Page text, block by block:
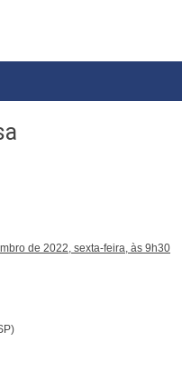
de 2022, sexta-feira, às 9h30